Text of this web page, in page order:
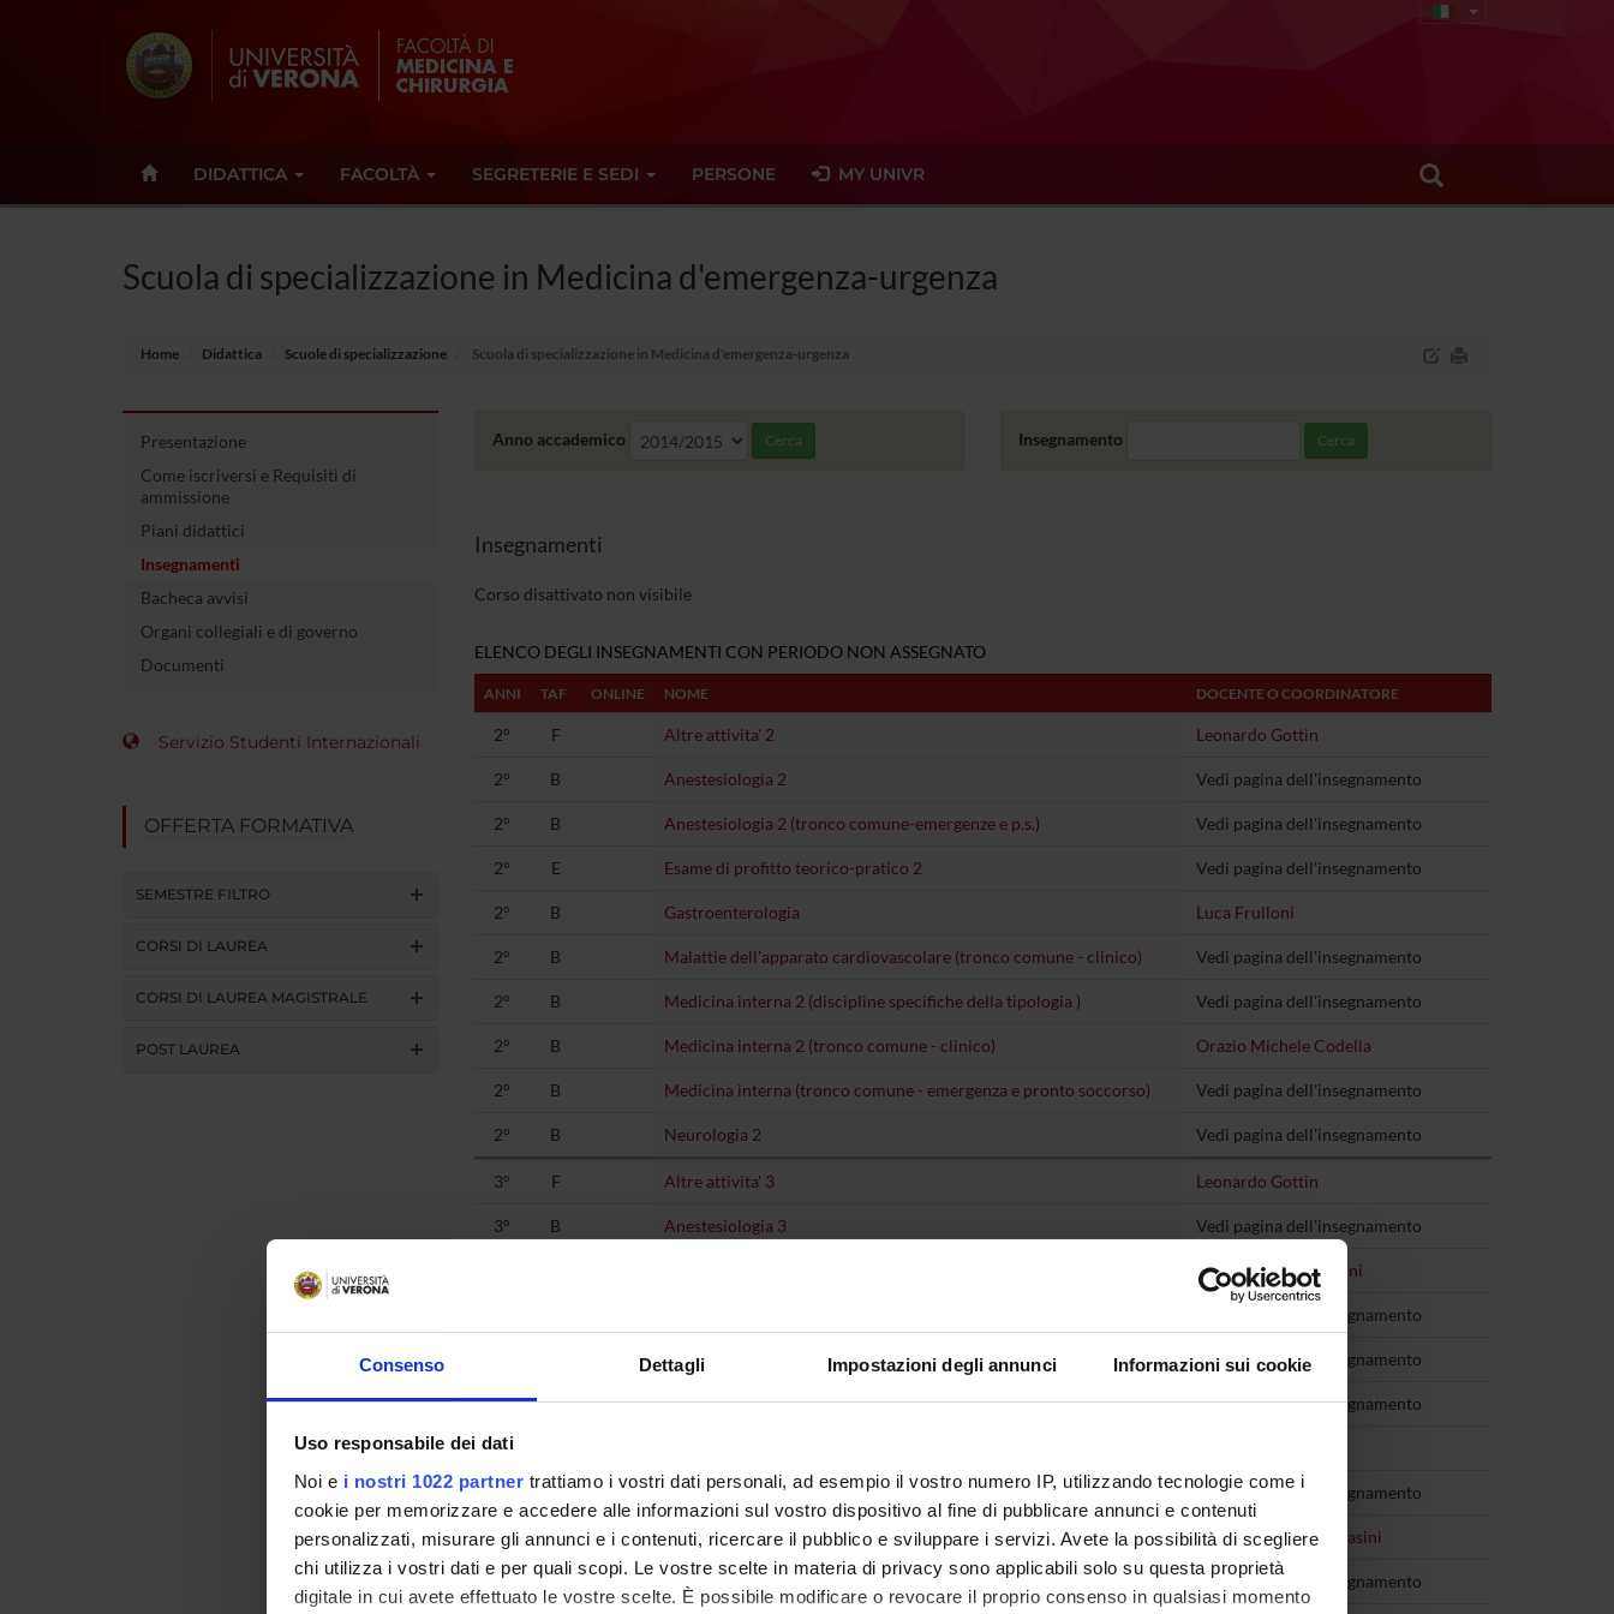
Consenso Dettagli Impostazioni degli annunci Informazioni sui cookie
Uso responsabile dei dati
Noi e i nostri 1022 partner trattiamo i vostri dati personali, ad esempio il vostro numero IP, utilizzando tecnologie come i
cookie per memorizzare e accedere alle informazioni sul vostro dispositivo al fine di pubblicare annunci e contenuti
personalizzati, misurare gli annunci e i contenuti, ricercare il pubblico e sviluppare i servizi. Avete la possibilità di scegliere
chi utilizza i vostri dati e per quali scopi. Le vostre scelte in materia di privacy sono applicabili solo su questa proprietà
digitale in cui avete effettuato le vostre scelte. È possibile modificare o revocare il proprio consenso in qualsiasi momento
DIDATTICA FACOLTÀ SEGRETERIE E SEDI PERSONE MY UNIVR
Scuola di specializzazione in Medicina d'emergenza-urgenza
Home Didattica Scuole di specializzazione Scuola di specializzazione in Medicina d'emergenza-urgenza
Presentazione
Come iscriversi e Requisiti di
ammissione
Piani didattici
Insegnamenti
Bacheca avvisi
Organi collegiali e di governo
Documenti
Servizio Studenti Internazionali
OFFERTA FORMATIVA
SEMESTRE FILTRO
CORSI DI LAUREA
CORSI DI LAUREA MAGISTRALE
POST LAUREA
Anno accademico Cerca Insegnamento Cerca
Insegnamenti
Corso disattivato non visibile
ELENCO DEGLI INSEGNAMENTI CON PERIODO NON ASSEGNATO
ANNI TAF ONLINE NOME DOCENTE O COORDINATORE
2° F Altre attivita' 2 Leonardo Gottin
2° B Anestesiologia 2 Vedi pagina dell'insegnamento
2° B Anestesiologia 2 (tronco comune-emergenze e p.s.) Vedi pagina dell'insegnamento
2° E Esame di profitto teorico-pratico 2 Vedi pagina dell'insegnamento
2° B Gastroenterologia Luca Frulloni
2° B Malattie dell'apparato cardiovascolare (tronco comune - clinico) Vedi pagina dell'insegnamento
2° B Medicina interna 2 (discipline specifiche della tipologia ) Vedi pagina dell'insegnamento
2° B Medicina interna 2 (tronco comune - clinico) Orazio Michele Codella
2° B Medicina interna (tronco comune - emergenza e pronto soccorso) Vedi pagina dell'insegnamento
2° B Neurologia 2 Vedi pagina dell'insegnamento
3° F Altre attivita' 3 Leonardo Gottin
3° B Anestesiologia 3 Vedi pagina dell'insegnamento
Giovanni Paolo Pollini
Vedi pagina dell'insegnamento
Ginecologia e ostetricia 3 Vedi pagina dell'insegnamento
3° B Malattie apparato visivo 3 Vedi pagina dell'insegnamento
3°
3° C Malattie dell'apparato locomotore 3 Vedi pagina dell'insegnamento
3° B Medicina interna 3 Anna Maria Fratta Pasini
3° B Medicina interna 3 (discipline specifiche della tipologia ) Vedi pagina dell'insegnamento